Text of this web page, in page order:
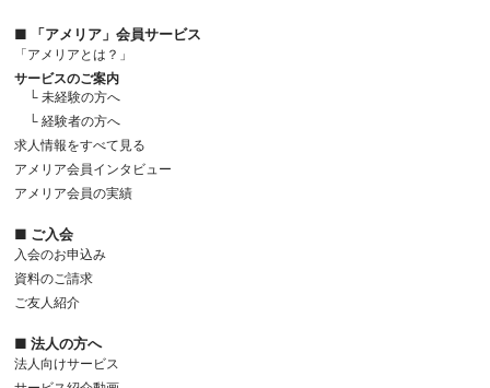
■ 「アメリア」会員サービス
「アメリアとは？」
サービスのご案内
└ 未経験の方へ
└ 経験者の方へ
求人情報をすべて見る
アメリア会員インタビュー
アメリア会員の実績
■ ご入会
入会のお申込み
資料のご請求
ご友人紹介
■ 法人の方へ
法人向けサービス